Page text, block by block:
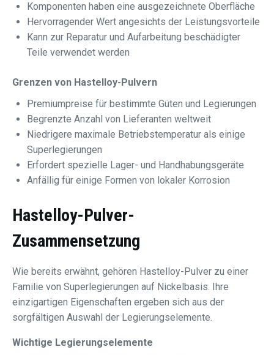
Komponenten haben eine ausgezeichnete Oberfläche
Hervorragender Wert angesichts der Leistungsvorteile
Kann zur Reparatur und Aufarbeitung beschädigter
Teile verwendet werden
Grenzen von Hastelloy-Pulvern
Premiumpreise für bestimmte Güten und Legierungen
Begrenzte Anzahl von Lieferanten weltweit
Niedrigere maximale Betriebstemperatur als einige
Superlegierungen
Erfordert spezielle Lager- und Handhabungsgeräte
Anfällig für einige Formen von lokaler Korrosion
Hastelloy-Pulver-
Zusammensetzung
Wie bereits erwähnt, gehören Hastelloy-Pulver zu einer
Familie von Superlegierungen auf Nickelbasis. Ihre
einzigartigen Eigenschaften ergeben sich aus der
sorgfältigen Auswahl der Legierungselemente.
Wichtige Legierungselemente